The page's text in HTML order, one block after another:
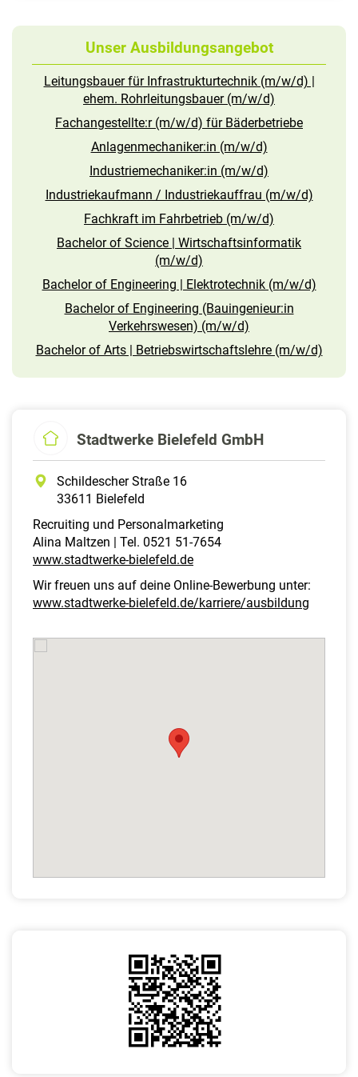
Unser Ausbildungsangebot
Leitungsbauer für Infrastrukturtechnik (m/w/d) |
ehem. Rohrleitungsbauer (m/w/d)
Fachangestellte:r (m/w/d) für Bäderbetriebe
Anlagenmechaniker:in (m/w/d)
Industriemechaniker:in (m/w/d)
Industriekaufmann / Industriekauffrau (m/w/d)
Fachkraft im Fahrbetrieb (m/w/d)
Bachelor of Science | Wirtschaftsinformatik
(m/w/d)
Bachelor of Engineering | Elektrotechnik (m/w/d)
Bachelor of Engineering (Bauingenieur:in
Verkehrswesen) (m/w/d)
Bachelor of Arts | Betriebswirtschaftslehre (m/w/d)
Stadtwerke Bielefeld GmbH
Schildescher Straße 16
33611 Bielefeld
Recruiting und Personalmarketing
Alina Maltzen | Tel. 0521 51-7654
www.stadtwerke-bielefeld.de
Wir freuen uns auf deine Online-Bewerbung unter:
www.stadtwerke-bielefeld.de/karriere/ausbildung